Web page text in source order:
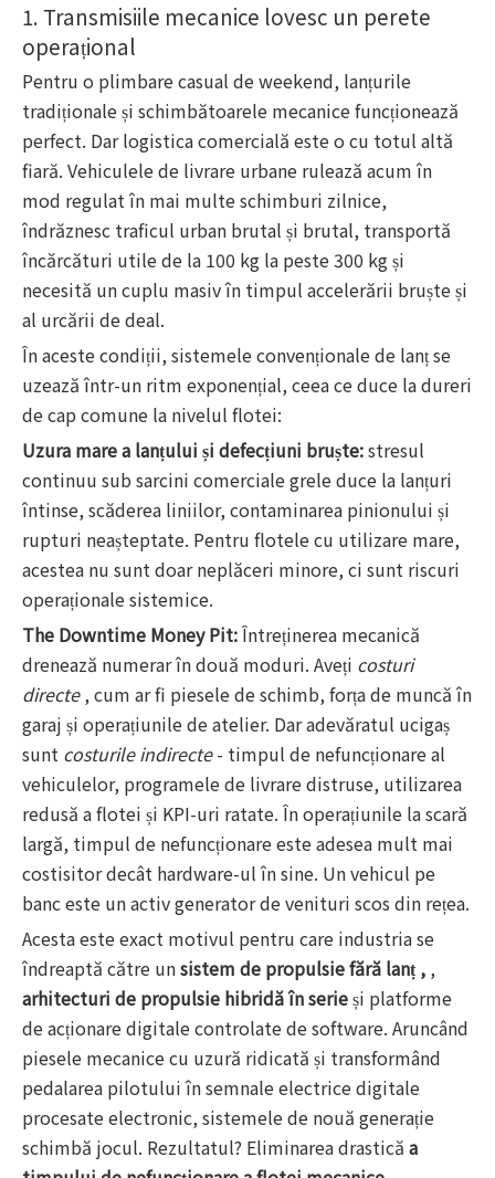
1. Transmisiile mecanice lovesc un perete
operațional
Pentru o plimbare casual de weekend, lanțurile
tradiționale și schimbătoarele mecanice funcționează
perfect. Dar logistica comercială este o cu totul altă
fiară. Vehiculele de livrare urbane rulează acum în
mod regulat în mai multe schimburi zilnice,
îndrăznesc traficul urban brutal și brutal, transportă
încărcături utile de la 100 kg la peste 300 kg și
necesită un cuplu masiv în timpul accelerării bruște și
al urcării de deal.
În aceste condiții, sistemele convenționale de lanț se
uzează într-un ritm exponențial, ceea ce duce la dureri
de cap comune la nivelul flotei:
Uzura mare a lanțului și defecțiuni bruște:stresul
continuu sub sarcini comerciale grele duce la lanțuri
întinse, scăderea liniilor, contaminarea pinionului și
rupturi neașteptate. Pentru flotele cu utilizare mare,
acestea nu sunt doar neplăceri minore, ci sunt riscuri
operaționale sistemice.
The Downtime Money Pit:Întreținerea mecanică
drenează numerar în două moduri. Aveți costuri
directe, cum ar fi piesele de schimb, forța de muncă în
garaj și operațiunile de atelier. Dar adevăratul ucigaș
sunt costurile indirecte- timpul de nefuncționare al
vehiculelor, programele de livrare distruse, utilizarea
redusă a flotei și KPI-uri ratate. În operațiunile la scară
largă, timpul de nefuncționare este adesea mult mai
costisitor decât hardware-ul în sine. Un vehicul pe
banc este un activ generator de venituri scos din rețea.
Acesta este exact motivul pentru care industria se
îndreaptă către unsistem de propulsie fără lanț , ,
arhitecturi de propulsie hibridă în serieși platforme
de acționare digitale controlate de software. Aruncând
piesele mecanice cu uzură ridicată și transformând
pedalarea pilotului în semnale electrice digitale
procesate electronic, sistemele de nouă generație
schimbă jocul. Rezultatul? Eliminarea drastică a